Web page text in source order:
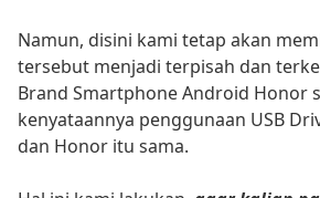
Namun, disini kami tetap akan
tersebut menjadi terpisah dan
Brand Smartphone Android Honor
kenyataannya penggunaan USB
dan Honor itu sama.